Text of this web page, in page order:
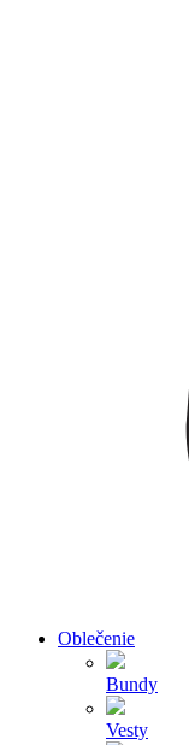
Oblečenie
Bundy
Vesty